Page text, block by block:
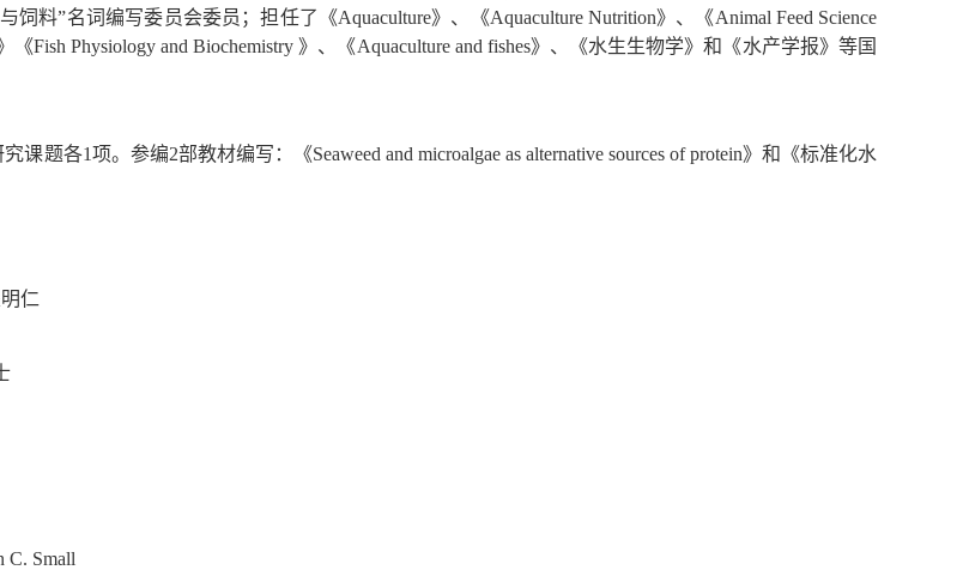
饲料”名词编写委员会委员；担任了《Aquaculture》、《Aquaculture Nutrition》、《Animal Feed Science
《Fish Physiology and Biochemistry 》、《Aquaculture and fishes》、《水生生物学》和《水产学报》等国
题各1项。参编2部教材编写：《Seaweed and microalgae as alternative sources of protein》和《标准化水
仁
Small